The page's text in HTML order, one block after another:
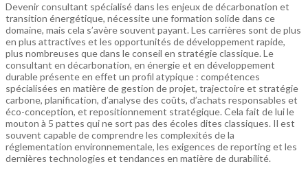
Devenir consultant spécialisé dans les enjeux de décarbonation et
transition énergétique, nécessite une formation solide dans ce
domaine, mais cela s’avère souvent payant. Les carrières sont de plus
en plus attractives et les opportunités de développement rapide,
plus nombreuses que dans le conseil en stratégie classique. Le
consultant en décarbonation, en énergie et en développement
durable présente en effet un profil atypique : compétences
spécialisées en matière de gestion de projet, trajectoire et stratégie
carbone, planification, d’analyse des coûts, d’achats responsables et
éco-conception, et repositionnement stratégique. Cela fait de lui le
mouton à 5 pattes qui ne sort pas des écoles dites classiques. Il est
souvent capable de comprendre les complexités de la
réglementation environnementale, les exigences de reporting et les
dernières technologies et tendances en matière de durabilité.